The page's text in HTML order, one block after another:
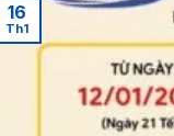
16
Th1